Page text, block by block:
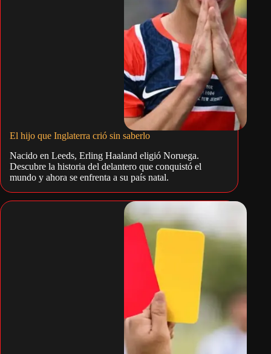
El hijo que Inglaterra crió sin saberlo
Nacido en Leeds, Erling Haaland eligió Noruega.
Descubre la historia del delantero que conquistó el
mundo y ahora se enfrenta a su país natal.